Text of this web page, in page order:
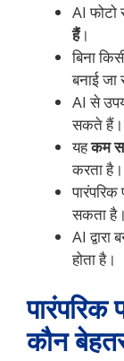
AI फोटो
हैं।
बिना
बनाई
AI से
सकते हैं।
यहकम
करता है।
सकता है।
AI द्वारा
होता है।
पारंपरिक
कौन